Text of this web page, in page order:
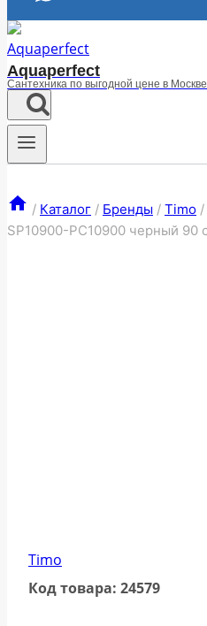
Aquaperfect
Сантехника по выгодной цене в
/ Каталог / Бренды / Timo /
SP10900-PC10900 черный 90
Timo
Код товара: 24579